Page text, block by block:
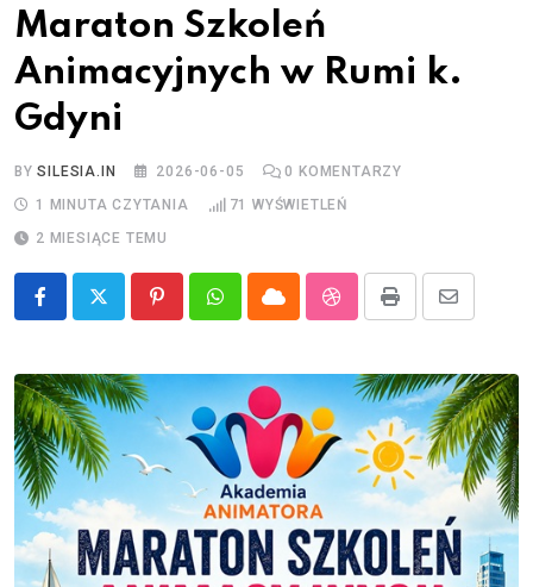
Maraton Szkoleń
Animacyjnych w Rumi k.
Gdyni
BYSILESIA.IN 2026-06-05 0 KOMENTARZY
1 MINUTA CZYTANIA
71 WYŚWIETLEŃ
2 MIESIĄCE TEMU
PinterestWhatsappCloud StumbleUpon
Print
Share
Email